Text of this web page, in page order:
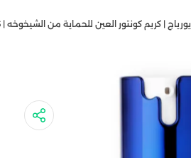
يورياج | كريم كونتور العين للحماية من الشيخوخه | 15مل